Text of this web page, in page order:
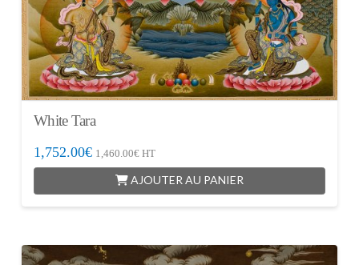
White Tara
1,752.00€ 1,460.00€HT
AJOUTER AU PANIER